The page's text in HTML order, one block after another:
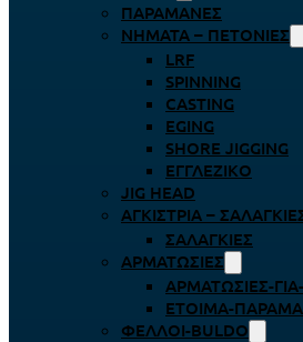
ΠΑΡΑΜΆΝΕΣ
ΝΉΜΑΤΑ – ΠΕΤΟΝΙΈΣ
LRF
SPINNING
CASTING
EGING
SHORE JIGGING
ΕΓΓΛΈΖΙΚΟ
JIG HEAD
ΑΓΚΊΣΤΡΙΑ –
ΣΑΛΑΓΚΙΈΣ
ΑΡΜΑΤΩΣΙΈΣ
ΑΡΜΑΤΩΣΙΈΣ-
ΈΤΟΙΜΑ-
ΦΕΛΛΟΊ-BULDO